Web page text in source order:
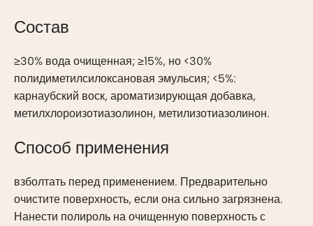
Состав
≥30% вода очищенная; ≥15%, но <30%
полидиметилсилоксановая эмульсия; <5%:
карнаубский воск, ароматизирующая добавка,
метилхлороизотиазолинон, метилизотиазолинон.
Способ применения
взболтать перед применением. Предварительно
очистите поверхность, если она сильно загрязнена.
Нанести полироль на очищенную поверхность с